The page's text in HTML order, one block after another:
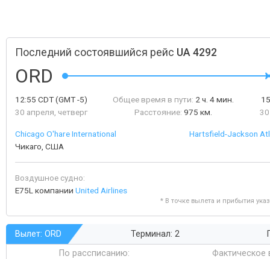
Последний состоявшийся рейс UA 4292
ORD
12:55 CDT(GMT -5)
30 апреля, четверг
Общее время в пути: 2 ч. 4 мин.
Расстояние: 975 км.
Chicago O'hare International
Чикаго, США
Hartsfield-Jackson
Воздушное судно:
E75L компании United Airlines
* В точке вылета и прибытия
Вылет: ORD Терминал: 2
По рассписанию:
Фактическое